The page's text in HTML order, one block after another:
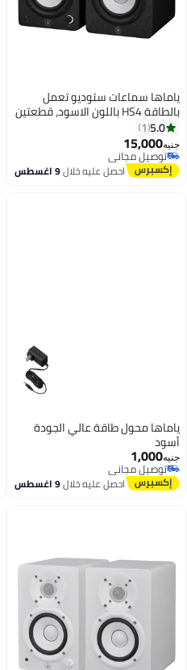
ياماها سماعات ستوديو تعمل
بالطاقة HS4 باللون الاسود، قطعتين
5.0
1
جنيه15,000
توصيل مجاني
توصيل مجانياحصل عليه خلال9 اغسطس
ياماها محول طاقة عالي الجودة
أسود
جنيه1,000
توصيل مجاني
توصيل مجانياحصل عليه خلال9 اغسطس